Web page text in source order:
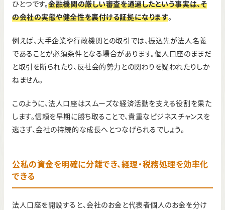
ひとつです。金融機関の厳しい審査を通過したという事実は、そ
の会社の実態や健全性を裏付ける証拠になります。
例えば、大手企業や行政機関との取引では、振込先が法人名義
であることが必須条件となる場合があります。個人口座のままだ
と取引を断られたり、反社会的勢力との関わりを疑われたりしか
ねません。
このように、法人口座はスムーズな経済活動を支える役割を果た
します。信頼を早期に勝ち取ることで、貴重なビジネスチャンスを
逃さず、会社の持続的な成長へとつなげられるでしょう。
公私の資金を明確に分離でき、経理・税務処理を効率化
できる
法人口座を開設すると、会社のお金と代表者個人のお金を分け